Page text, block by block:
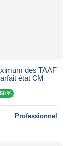
des TAAF
état CM
%
Professionnel